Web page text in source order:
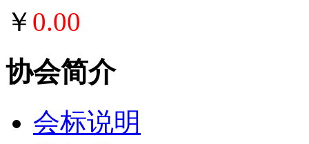
￥ 0.00
协会简介
会标说明